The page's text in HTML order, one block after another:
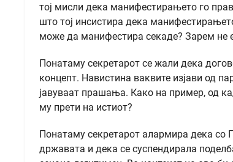
тој мисли дека манифестирањето го
што тој инсистира дека
може да манифестира секаде? Зарем не
Понатаму секретарот се жали дека
концепт. Навистина ваквите изјави од
јавуваат прашања. Како на пример, од
му прети на истиот?
Понатаму секретарот алармира дека со
државата и дека се суспендирала